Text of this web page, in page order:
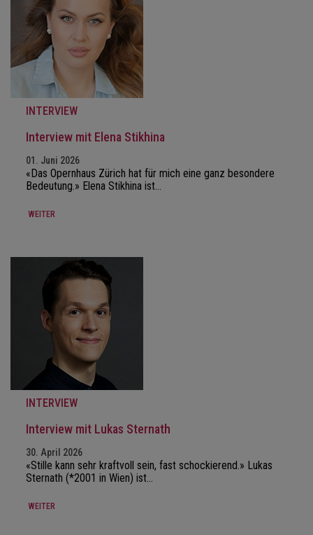
INTERVIEW
Interview mit Elena Stikhina
01. Juni 2026
«Das Opernhaus Zürich hat für mich eine ganz besondere
Bedeutung.» Elena Stikhina ist…
WEITER
INTERVIEW
Interview mit Lukas Sternath
30. April 2026
«Stille kann sehr kraftvoll sein, fast schockierend.» Lukas
Sternath (*2001 in Wien) ist…
WEITER